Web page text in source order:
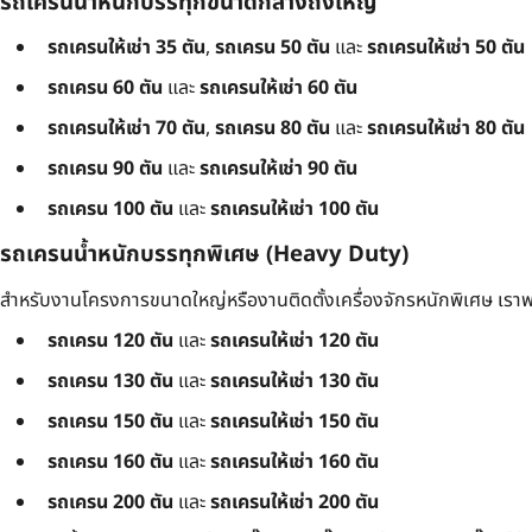
รถเครนให้เช่า 35 ตัน, รถเครน 50 ตัน และรถเครนให้เช่า 50 ตัน
รถเครน 60 ตัน และรถเครนให้เช่า 60 ตัน
รถเครนให้เช่า 70 ตัน, รถเครน 80 ตัน และรถเครนให้เช่า 80 ตัน
รถเครน 90 ตัน และรถเครนให้เช่า 90 ตัน
รถเครน 100 ตัน และรถเครนให้เช่า 100 ตัน
รถเครนน้ำหนักบรรทุกพิเศษ (Heavy Duty)
สำหรับงานโครงการขนาดใหญ่หรืองานติดตั้งเครื่องจักรหนักพิเศษ เรา
รถเครน 120 ตัน และรถเครนให้เช่า 120 ตัน
รถเครน 130 ตัน และรถเครนให้เช่า 130 ตัน
รถเครน 150 ตัน และรถเครนให้เช่า 150 ตัน
รถเครน 160 ตัน และรถเครนให้เช่า 160 ตัน
รถเครน 200 ตัน และรถเครนให้เช่า 200 ตัน